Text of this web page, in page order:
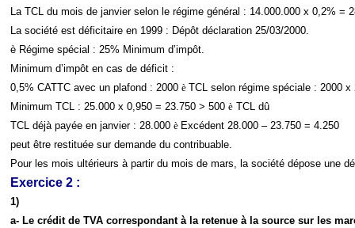
La TCL du mois de janvier selon le régime général : 14.000.000 x 0,2% =
La société est déficitaire en 1999 : Dépôt déclaration 25/03/2000.
è Régime spécial : 25% Minimum d’impôt.
Minimum d’impôt en cas de déficit :
0,5% CATTC avec un plafond : 2000 è TCL selon régime spéciale : 2000 x
Minimum TCL : 25.000 x 0,950 = 23.750 > 500 è TCL dû
TCL déjà payée en janvier : 28.000 è Excédent 28.000 – 23.750 = 4.250
peut être restituée sur demande du contribuable.
Pour les mois ultérieurs à partir du mois de mars, la société dépose une
Exercice 2 :
1)
a- Le crédit de TVA correspondant à la retenue à la source sur les